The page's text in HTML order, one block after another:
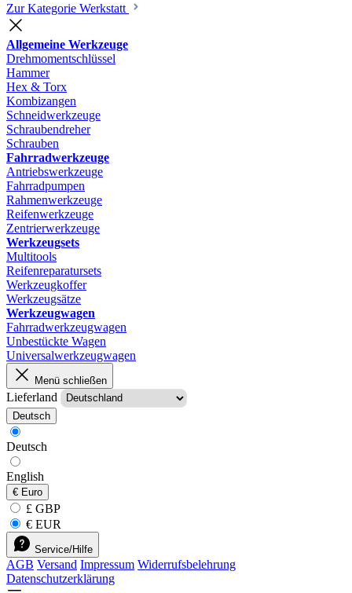
Zur Kategorie Werkstatt
Allgemeine Werkzeuge
Drehmomentschlüssel
Hammer
Hex & Torx
Kombizangen
Schneidwerkzeuge
Schraubendreher
Schrauben
Fahrradwerkzeuge
Antriebswerkzeuge
Fahrradpumpen
Rahmenwerkzeuge
Reifenwerkzeuge
Zentrierwerkzeuge
Werkzeugsets
Multitools
Reifenreparatursets
Werkzeugkoffer
Werkzeugsätze
Werkzeugwagen
Fahrradwerkzeugwagen
Unbestückte Wagen
Universalwerkzeugwagen
Menü schließen
Lieferland
Deutsch
Deutsch
English
€ Euro
£ GBP
€ EUR
Service/Hilfe
AGB Versand Impressum Widerrufsbelehrung
Datenschutzerklärung